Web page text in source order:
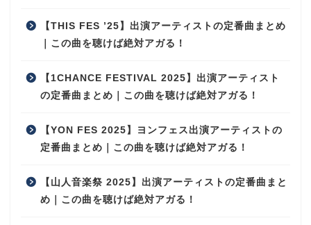
【THIS FES ’25】出演アーティストの定番曲まとめ
｜この曲を聴けば絶対アガる！
【1CHANCE FESTIVAL 2025】出演アーティスト
の定番曲まとめ｜この曲を聴けば絶対アガる！
【YON FES 2025】ヨンフェス出演アーティストの
定番曲まとめ｜この曲を聴けば絶対アガる！
【山人音楽祭 2025】出演アーティストの定番曲まと
め｜この曲を聴けば絶対アガる！